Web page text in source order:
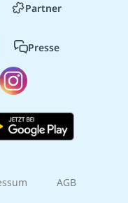
Partner
Presse
AGB